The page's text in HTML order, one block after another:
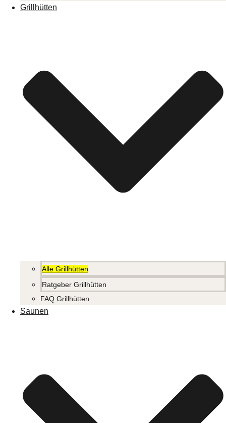
Grillhütten
Alle Grillhütten
Ratgeber Grillhütten
FAQ Grillhütten
Saunen